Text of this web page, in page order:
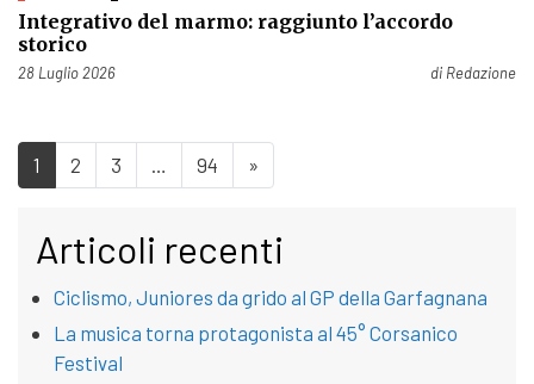
Integrativo del marmo: raggiunto l’accordo
storico
Pubblicato il
28 Luglio 2026 di Redazione
1 2 3 94 »
Articoli recenti
Ciclismo, Juniores da grido al GP della Garfagnana
La musica torna protagonista al 45° Corsanico
Festival